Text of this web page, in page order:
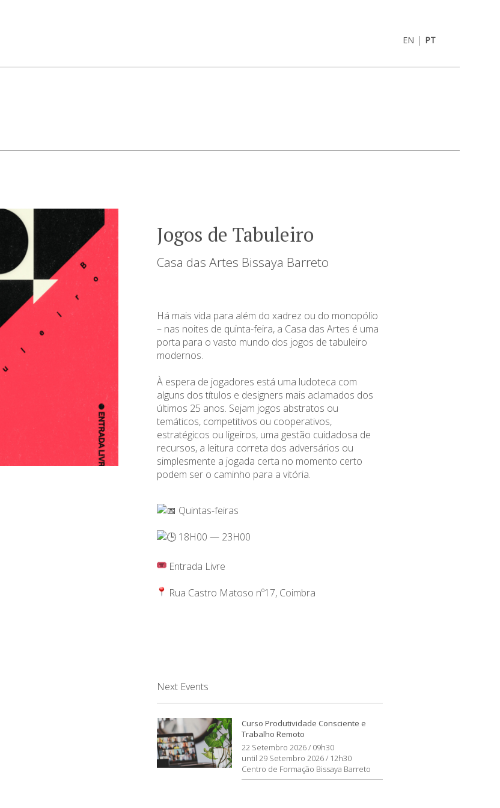
EN | PT
Jogos de Tabuleiro
Casa das Artes Bissaya Barreto
Há mais vida para além do xadrez ou do monopólio
– nas noites de quinta-feira, a Casa das Artes é uma
porta para o vasto mundo dos jogos de tabuleiro
modernos.
À espera de jogadores está uma ludoteca com
alguns dos títulos e designers mais aclamados dos
últimos 25 anos. Sejam jogos abstratos ou
temáticos, competitivos ou cooperativos,
estratégicos ou ligeiros, uma gestão cuidadosa de
recursos, a leitura correta dos adversários ou
simplesmente a jogada certa no momento certo
podem ser o caminho para a vitória.
Quintas-feiras
18H00 — 23H00
Entrada Livre
Rua Castro Matoso nº17, Coimbra
Next Events
Curso Produtividade Consciente e
Trabalho Remoto
22 Setembro 2026 / 09h30
until 29 Setembro 2026 / 12h30
Centro de Formação Bissaya Barreto